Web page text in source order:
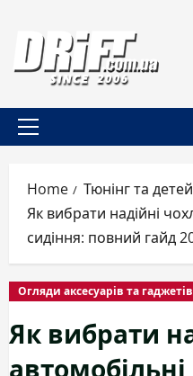
content
Primary
Home
Тюнінг та
Як вибрати надійні
сидіння: повний гайд
Огляди аксесуарів та гаджетів
Як вибрати